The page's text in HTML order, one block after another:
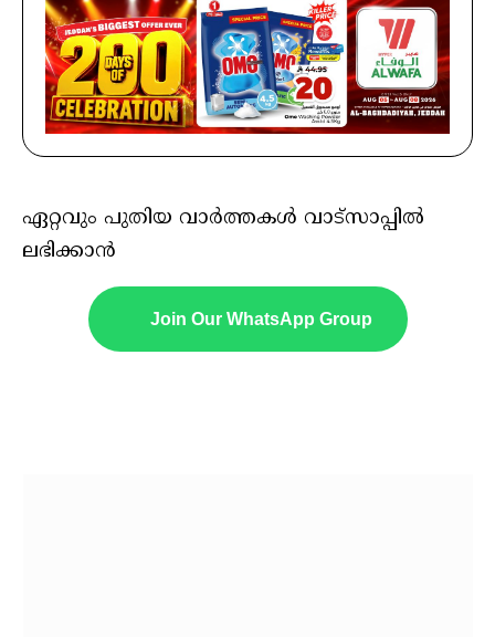
ഏറ്റവും പുതിയ വാർത്തകൾ വാട്സാപ്പിൽ
ലഭിക്കാൻ
Join Our WhatsApp Group